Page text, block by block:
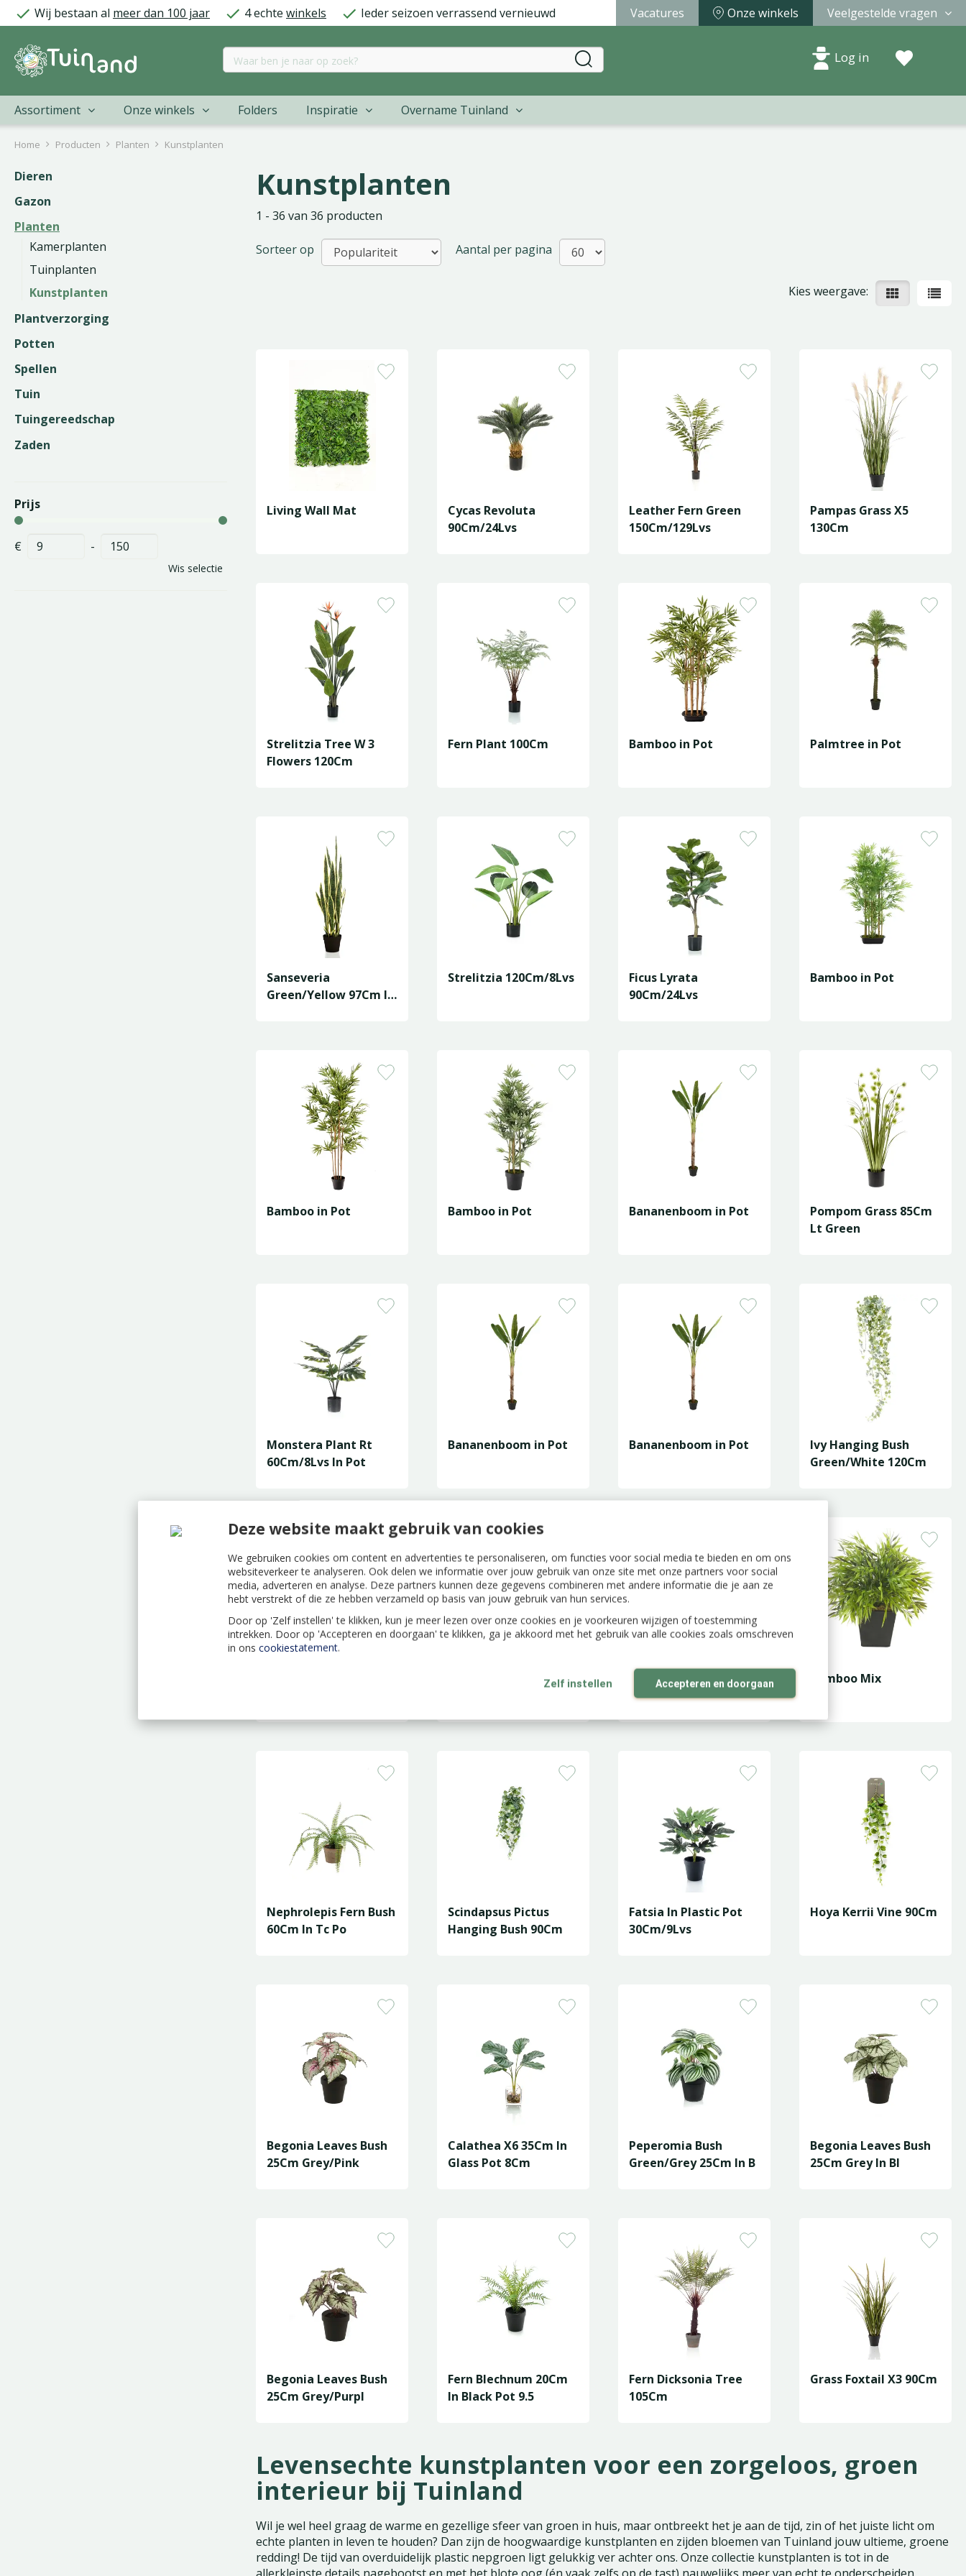
Deze website maakt gebruik van cookies
We gebruiken cookies om content en advertenties te personaliseren, om functies voor social media te bieden en om ons
websiteverkeer te analyseren. Ook delen we informatie over jouw gebruik van onze site met onze partners voor social
media, adverteren en analyse. Deze partners kunnen deze gegevens combineren met andere informatie die je aan ze
hebt verstrekt of die ze hebben verzameld op basis van jouw gebruik van hun services.
Door op 'Zelf instellen' te klikken, kun je meer lezen over onze cookies en je voorkeuren wijzigen of toestemming
intrekken. Door op 'Accepteren en doorgaan' te klikken, ga je akkoord met het gebruik van alle cookies zoals omschreven
in ons cookiestatement.
Zelf instellen Accepteren en doorgaan
naar
Home Producten Planten Kunstplanten
Wij bestaan al meer dan 100 jaar 4 echte winkels Ieder seizoen verrassend vernieuwd Vacatures Onze winkels Veelgestelde vragen
Log in
Assortiment Onze winkels Folders Inspiratie Overname Tuinland
Kunstplanten
1 - 36 van 36 producten
Aantal per pagina
Sorteer op
Kies weergave:
Living Wall Mat
Cycas Revoluta
90Cm/24Lvs
Leather Fern Green
150Cm/129Lvs
Pampas Grass X5
130Cm
Strelitzia Tree W 3
Flowers 120Cm
Fern Plant 100Cm Bamboo in Pot Palmtree in Pot
Sanseveria
Green/Yellow 97Cm In
Strelitzia 120Cm/8Lvs
Ficus Lyrata
90Cm/24Lvs
Bamboo in Pot
Bamboo in Pot Bamboo in Pot Bananenboom in Pot
Pompom Grass 85Cm
Lt Green
Monstera Plant Rt
60Cm/8Lvs In Pot
Bananenboom in Pot Bananenboom in Pot
Ivy Hanging Bush
Green/White 120Cm
Ceropegia Hanging
Ivy Hanging Bush
Green/White 100Cm
Bamboo Mix
Nephrolepis Fern Bush
60Cm In Tc Po
Scindapsus Pictus
Hanging Bush 90Cm
Fatsia In Plastic Pot
30Cm/9Lvs
Hoya Kerrii Vine 90Cm
Begonia Leaves Bush
25Cm Grey/Pink
Calathea X6 35Cm In
Glass Pot 8Cm
Peperomia Bush
Green/Grey 25Cm In B
Begonia Leaves Bush
25Cm Grey In Bl
Begonia Leaves Bush
25Cm Grey/Purpl
Fern Blechnum 20Cm
In Black Pot 9.5
Fern Dicksonia Tree
105Cm
Grass Foxtail X3 90Cm
Levensechte kunstplanten voor een zorgeloos, groen
interieur bij Tuinland
Wil je wel heel graag de warme en gezellige sfeer van groen in huis, maar ontbreekt het je aan de tijd, zin of het juiste licht om
echte planten in leven te houden? Dan zijn de hoogwaardige kunstplanten en zijden bloemen van Tuinland jouw ultieme, groene
redding! De tijd van overduidelijk plastic nepgroen ligt gelukkig ver achter ons. Onze collectie kunstplanten is tot in de
Dieren
Gazon
Planten
Kamerplanten
Tuinplanten
Kunstplanten
Plantverzorging
Potten
Spellen
Tuin
Tuingereedschap
Zaden
Prijs
€ -
Wis selectie